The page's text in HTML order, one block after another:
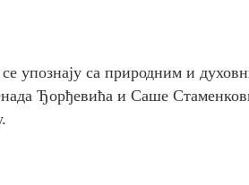
упознају са природним и
Ђорђевића и Саше